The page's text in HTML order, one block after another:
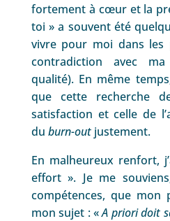
fortement à cœur et la
toi » a souvent été
vivre pour moi dans
contradiction avec
qualité). En même
que cette recherche
satisfaction et celle de
du burn-outjustement.
En malheureux renfort,
effort ». Je me
compétences, que mon
mon sujet : «A priori doit